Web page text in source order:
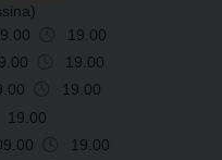
19.00
19.00
19.00
19.00
19.00